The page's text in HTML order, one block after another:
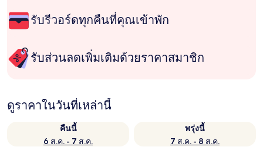
รับรีวอร์ดทุกคืนที่คุณเข้าพัก
รับส่วนลดเพิ่มเติมด้วยราคาสมาชิก
ดูราคาในวันที่เหล่านี้
คืนนี้
6 ส.ค. - 7 ส.ค.
พรุ่งนี้
7 ส.ค. - 8 ส.ค.